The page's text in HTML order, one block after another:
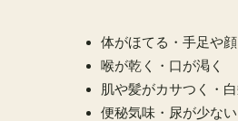
体がほてる・手足や
喉が乾く・口が渇く
肌や髪がカサつく・
便秘気味・尿が少な